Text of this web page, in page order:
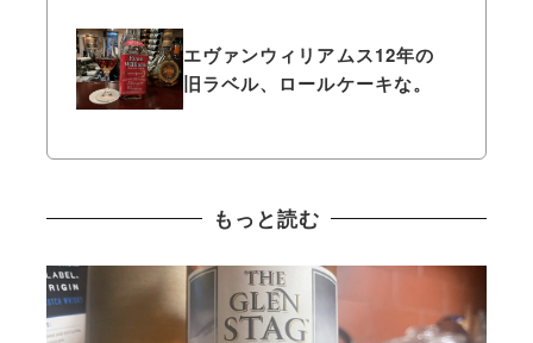
エヴァンウィリアムス12年の
旧ラベル、ロールケーキな。
もっと読む